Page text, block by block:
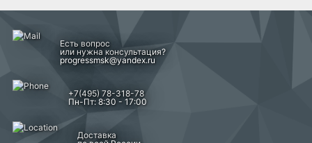
Есть вопрос
или нужна консультация?
progressmsk@yandex.ru
+7(495) 78-318-78
Пн-Пт: 8:30 - 17:00
Доставка